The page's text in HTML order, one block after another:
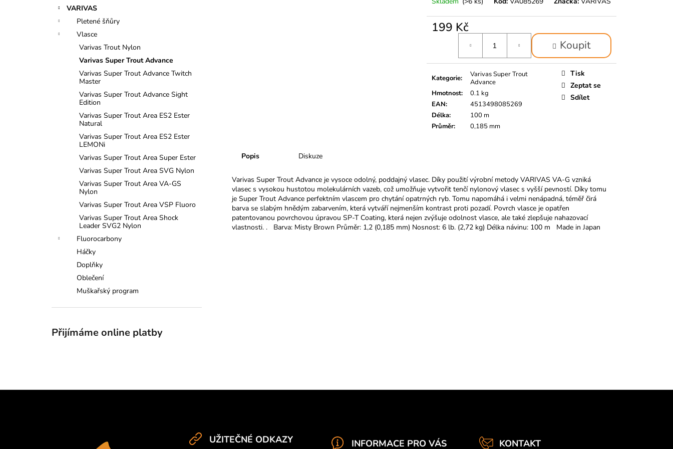
VARIVAS
Pletené šňůry
Vlasce
Varivas Trout Nylon
Varivas Super Trout Advance
Varivas Super Trout Advance Twitch
Master
Varivas Super Trout Advance Sight
Edition
Varivas Super Trout Area ES2 Ester
Natural
Varivas Super Trout Area ES2 Ester
LEMONi
Varivas Super Trout Area Super Ester
Varivas Super Trout Area SVG Nylon
Varivas Super Trout Area VA-GS
Nylon
Varivas Super Trout Area VSP Fluoro
Varivas Super Trout Area Shock
Leader SVG2 Nylon
Fluorocarbony
Háčky
Doplňky
Oblečení
Muškařský program
Přijímáme online platby
199 Kč
Koupit
Kategorie:
Varivas Super Trout
Advance
Hmotnost:
0.1 kg
EAN:
4513498085269
Délka:
100 m
Průměr: 0,185 mm
Tisk
Zeptat se
Sdílet
Popis Diskuze
Varivas Super Trout Advance je vysoce odolný, poddajný vlasec. Díky použití výrobní metody VARIVAS VA-G vzniká
vlasec s vysokou hustotou molekulárních vazeb, což umožňuje vytvořit tenčí nylonový vlasec s vyšší pevností. Díky tomu
je Super Trout Advance perfektním vlascem pro chytání opatrných ryb. Tomu napomáhá i velmi nenápadná, téměř čirá
barva se slabým hnědým zabarvením, která vytváří nejmenším kontrast proti pozadí. Povrch vlasce je opatřen
patentovanou povrchovou úpravou SP-T Coating, která nejen zvýšuje odolnost vlasce, ale také zlepšuje nahazovací
vlastnosti. . Barva: Misty Brown Průměr: 1,2 (0,185 mm) Nosnost: 6 lb. (2,72 kg) Délka návinu: 100 m Made in Japan
UŽITEČNÉ ODKAZY INFORMACE PRO VÁS KONTAKT